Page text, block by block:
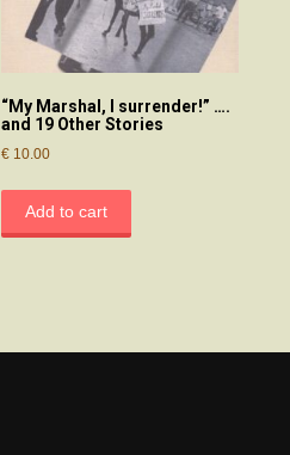
“My Marshal, I surrender!” ….
and 19 Other Stories
€ 10.00
Add to cart